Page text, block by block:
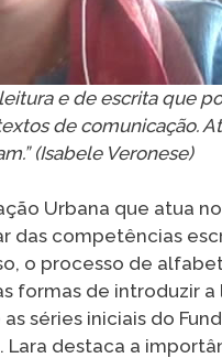
e de escrita que
de comunicação.
(Isabele Veronese)
Urbana que atua
das competências
o processo de
formas de introduzir a
séries iniciais do
Lara destaca a